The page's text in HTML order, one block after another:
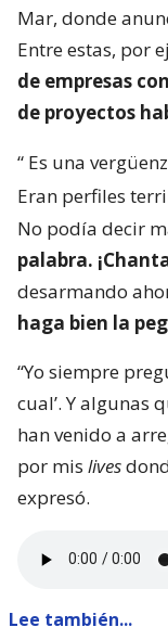
Mar, donde
Entre estas, por
de empresas
de proyectos
“ Es una
Eran perfiles
No podía decir
palabra.
desarmando
haga bien la
“Yo siempre
cual’. Y algunas
han venido a
por mis lives
expresó.
Lee también...